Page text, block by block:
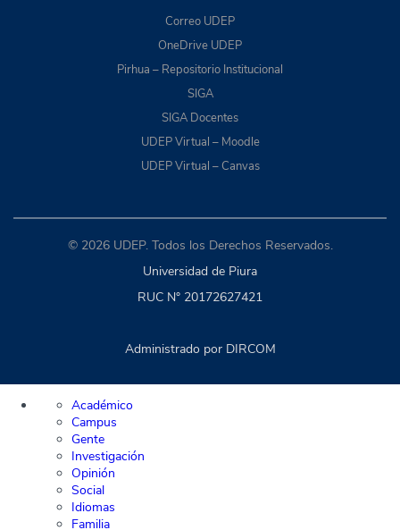
Correo UDEP
OneDrive UDEP
Pirhua – Repositorio Institucional
SIGA
SIGA Docentes
UDEP Virtual – Moodle
UDEP Virtual – Canvas
© 2026 UDEP. Todos los Derechos Reservados.
Universidad de Piura
RUC N° 20172627421
Administrado por DIRCOM
Académico
Campus
Gente
Investigación
Opinión
Social
Idiomas
Familia